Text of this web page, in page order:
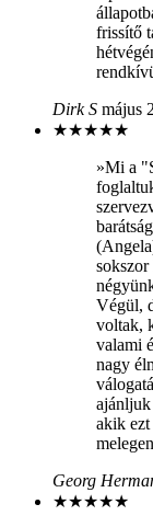
frissítő
Dirk S május
★★★★★
»Mi a
Végül,
voltak,
valami
nagy
ajánljuk
akik ezt
Georg
★★★★★